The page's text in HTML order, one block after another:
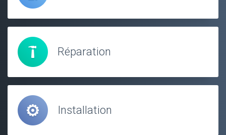
Réparation
Installation